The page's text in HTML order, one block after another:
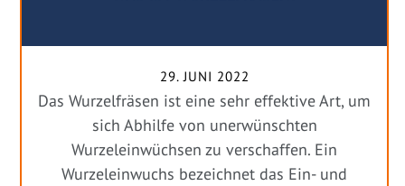
29. JUNI 2022
Das Wurzelfräsen ist eine sehr effektive Art, um
sich Abhilfe von unerwünschten
Wurzeleinwüchsen zu verschaffen. Ein
Wurzeleinwuchs bezeichnet das Ein- und